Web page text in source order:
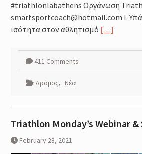
#triathlonlabathens Οργάνωση
smartsportcoach@hotmail.com Ι.
ισότητα στον αθλητισμό […]
411 Comments
Δρόμος, Νέα
Triathlon Monday’s Webinar
February 28, 2021